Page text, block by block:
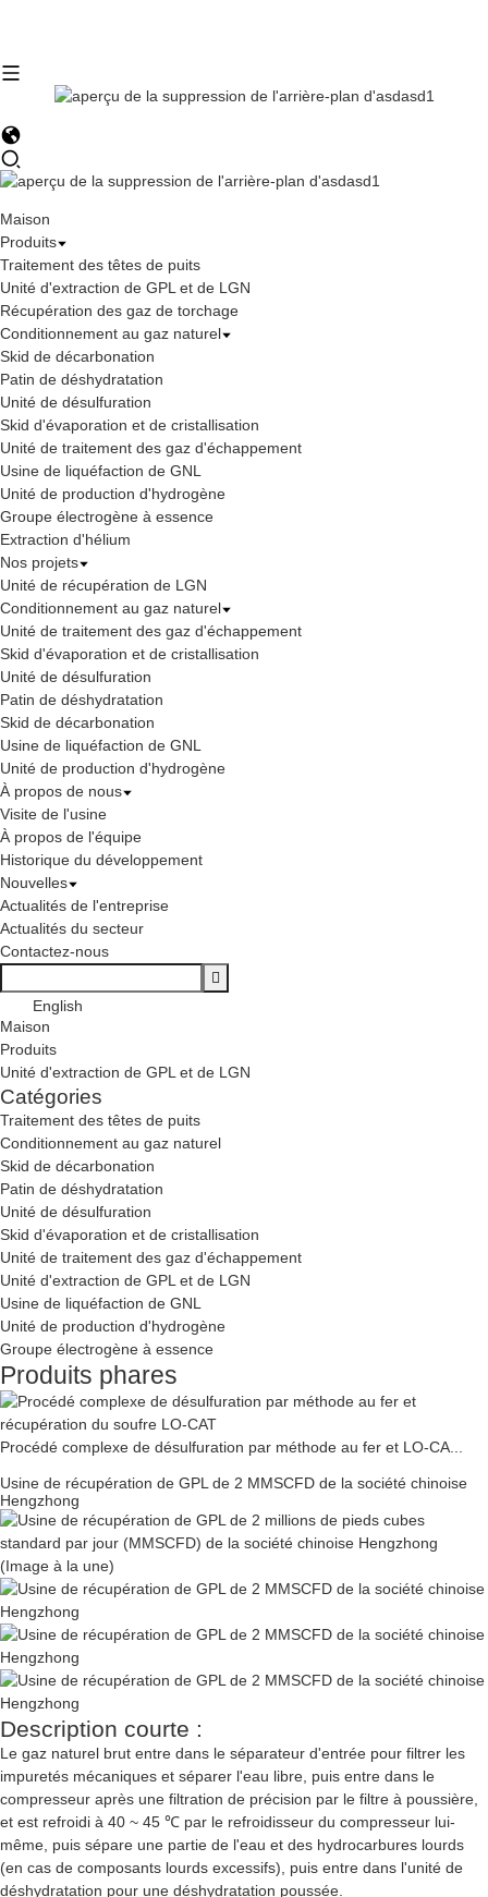
Maison
Produits
Traitement des têtes de puits
Unité d'extraction de GPL et de LGN
Récupération des gaz de torchage
Conditionnement au gaz naturel
Skid de décarbonation
Patin de déshydratation
Unité de désulfuration
Skid d'évaporation et de cristallisation
Unité de traitement des gaz d'échappement
Usine de liquéfaction de GNL
Unité de production d'hydrogène
Groupe électrogène à essence
Extraction d'hélium
Nos projets
Unité de récupération de LGN
Conditionnement au gaz naturel
Unité de traitement des gaz d'échappement
Skid d'évaporation et de cristallisation
Unité de désulfuration
Patin de déshydratation
Skid de décarbonation
Usine de liquéfaction de GNL
Unité de production d'hydrogène
À propos de nous
Visite de l'usine
À propos de l'équipe
Historique du développement
Nouvelles
Actualités de l'entreprise
Actualités du secteur
Contactez-nous
English
Maison
Produits
Unité d'extraction de GPL et de LGN
Catégories
Traitement des têtes de puits
Conditionnement au gaz naturel
Skid de décarbonation
Patin de déshydratation
Unité de désulfuration
Skid d'évaporation et de cristallisation
Unité de traitement des gaz d'échappement
Unité d'extraction de GPL et de LGN
Usine de liquéfaction de GNL
Unité de production d'hydrogène
Groupe électrogène à essence
Produits phares
Procédé complexe de désulfuration par méthode au fer et LO-CA...
Usine de récupération de GPL de 2 MMSCFD de la société chinoise
Hengzhong
Description courte :
Le gaz naturel brut entre dans le séparateur d'entrée pour filtrer les
impuretés mécaniques et séparer l'eau libre, puis entre dans le
compresseur après une filtration de précision par le filtre à poussière,
et est refroidi à 40 ~ 45 ℃ par le refroidisseur du compresseur lui-
même, puis sépare une partie de l'eau et des hydrocarbures lourds
(en cas de composants lourds excessifs), puis entre dans l'unité de
déshydratation pour une déshydratation poussée.